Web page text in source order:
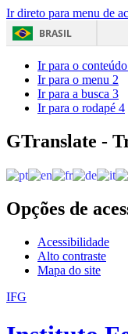
Ir direto para menu de
BRASIL
Ir para o conteúdo
Ir para o menu 2
Ir para a busca 3
Ir para o rodapé 4
GTranslate -
Opções de
Acessibilidade
Alto contraste
Mapa do site
IFG